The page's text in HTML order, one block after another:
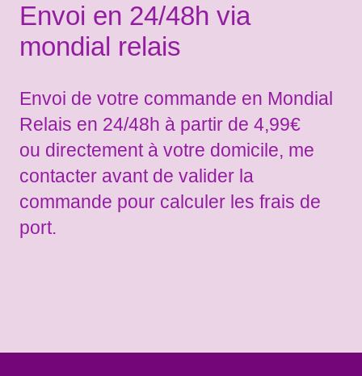
Envoi en 24/48h via
mondial relais
Envoi de votre commande en Mondial
Relais en 24/48h à partir de 4,99€
ou directement à votre domicile, me
contacter avant de valider la
commande pour calculer les frais de
port.